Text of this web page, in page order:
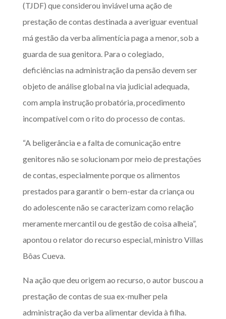
(TJDF) que considerou inviável uma ação de
prestação de contas destinada a averiguar eventual
má gestão da verba alimentícia paga a menor, sob a
guarda de sua genitora. Para o colegiado,
deficiências na administração da pensão devem ser
objeto de análise global na via judicial adequada,
com ampla instrução probatória, procedimento
incompatível com o rito do processo de contas.
“A beligerância e a falta de comunicação entre
genitores não se solucionam por meio de prestações
de contas, especialmente porque os alimentos
prestados para garantir o bem-estar da criança ou
do adolescente não se caracterizam como relação
meramente mercantil ou de gestão de coisa alheia”,
apontou o relator do recurso especial, ministro Villas
Bôas Cueva.
Na ação que deu origem ao recurso, o autor buscou a
prestação de contas de sua ex-mulher pela
administração da verba alimentar devida à filha.